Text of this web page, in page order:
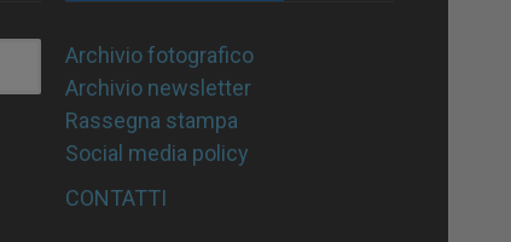
Archivio fotografico
Archivio newsletter
Rassegna stampa
Social media policy
CONTATTI